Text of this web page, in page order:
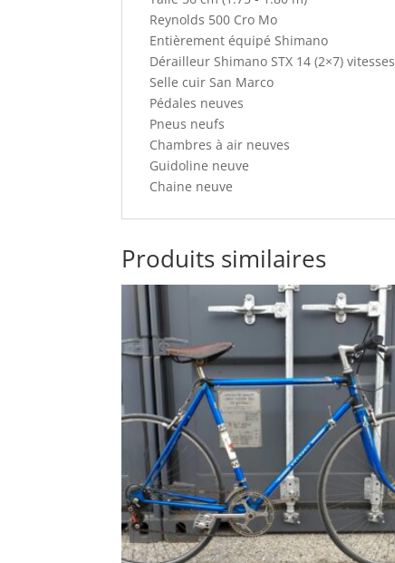
Reynolds 500 Cro Mo
Entièrement équipé Shimano
Dérailleur Shimano STX 14 (2×7) vitesses
Selle cuir San Marco
Pédales neuves
Pneus neufs
Chambres à air neuves
Guidoline neuve
Chaine neuve
Produits similaires